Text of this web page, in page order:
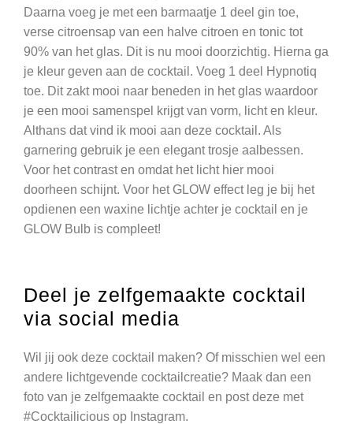
Daarna voeg je met een barmaatje 1 deel gin toe,
verse citroensap van een halve citroen en tonic tot
90% van het glas. Dit is nu mooi doorzichtig. Hierna ga
je kleur geven aan de cocktail. Voeg 1 deel Hypnotiq
toe. Dit zakt mooi naar beneden in het glas waardoor
je een mooi samenspel krijgt van vorm, licht en kleur.
Althans dat vind ik mooi aan deze cocktail. Als
garnering gebruik je een elegant trosje aalbessen.
Voor het contrast en omdat het licht hier mooi
doorheen schijnt. Voor het GLOW effect leg je bij het
opdienen een waxine lichtje achter je cocktail en je
GLOW Bulb is compleet!
Deel je zelfgemaakte cocktail
via social media
Wil jij ook deze cocktail maken? Of misschien wel een
andere lichtgevende cocktailcreatie? Maak dan een
foto van je zelfgemaakte cocktail en post deze met
#Cocktailicious op Instagram.